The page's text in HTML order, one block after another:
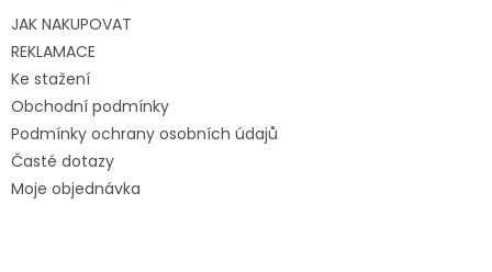
JAK NAKUPOVAT
REKLAMACE
Ke stažení
Obchodní podmínky
Podmínky ochrany osobních údajů
Časté dotazy
Moje objednávka